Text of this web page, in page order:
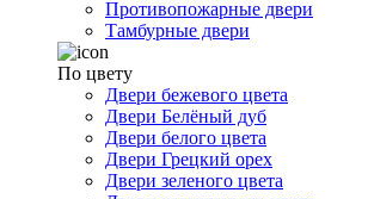
Противопожарные двери
Тамбурные двери
По цвету
Двери бежевого цвета
Двери Белёный дуб
Двери белого цвета
Двери Грецкий орех
Двери зеленого цвета